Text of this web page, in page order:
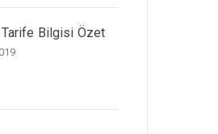
Tarife Bilgisi Özet